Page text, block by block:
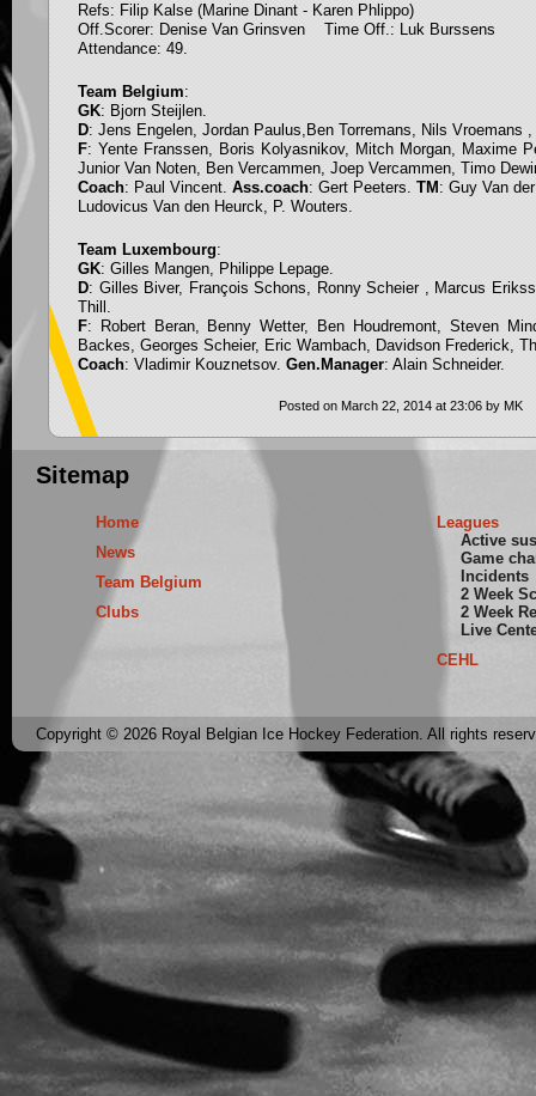
Refs: Filip Kalse (Marine Dinant - Karen Phlippo)
Off.Scorer: Denise Van Grinsven Time Off.: Luk Burssens
Attendance: 49.
Team Belgium:
GK: Bjorn Steijlen.
D: Jens Engelen, Jordan Paulus,Ben Torremans, Nils Vroemans
F: Yente Franssen, Boris Kolyasnikov, Mitch Morgan, Maxime
Junior Van Noten, Ben Vercammen, Joep Vercammen, Timo
Coach: Paul Vincent. Ass.coach: Gert Peeters. TM : Guy Van
Ludovicus Van den Heurck, P. Wouters.
Team Luxembourg:
GK: Gilles Mangen, Philippe Lepage.
D: Gilles Biver, François Schons, Ronny Scheier , Marcus
Thill.
F: Robert Beran, Benny Wetter, Ben Houdremont, Steven
Backes, Georges Scheier, Eric Wambach, Davidson Frederick,
Coach: Vladimir Kouznetsov. Gen.Manager: Alain Schneider.
Posted on March 22, 2014 at 23:06 by MK
Sitemap
Home
News
Team Belgium
Clubs
Leagues
Active
Game
Incidents
2 Week
2 Week
Live
CEHL
Copyright © 2026 Royal Belgian Ice Hockey Federation. All rights